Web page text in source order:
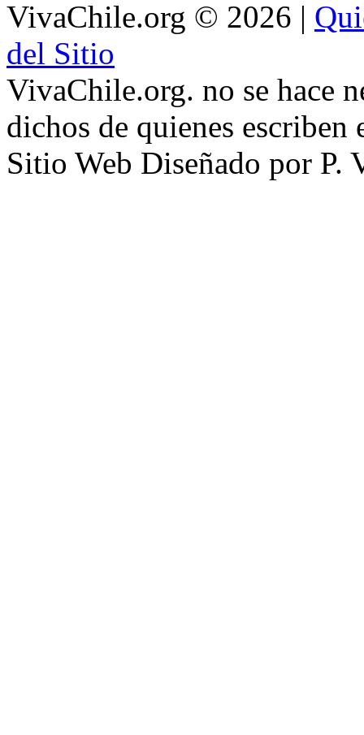
VivaChile.org © 2026 |
del Sitio
VivaChile.org. no se hace
dichos de quienes escriben
Sitio Web Diseñado por